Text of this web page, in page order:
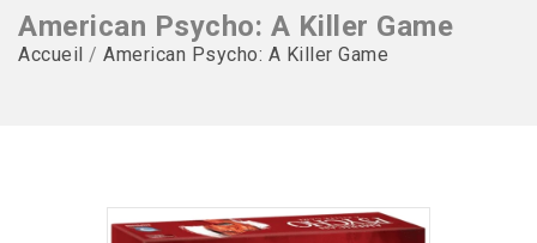
American Psycho: A Killer Game
Accueil / American Psycho: A Killer Game